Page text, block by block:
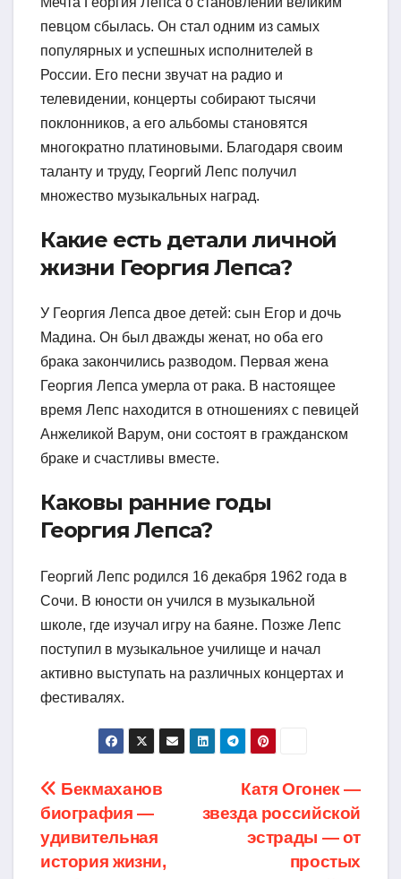
певцом сбылась. Он стал одним из самых
популярных и успешных исполнителей в
России. Его песни звучат на радио и
телевидении, концерты собирают тысячи
поклонников, а его альбомы становятся
многократно платиновыми. Благодаря своим
таланту и труду, Георгий Лепс получил
множество музыкальных наград.
Какие есть детали личной
жизни Георгия Лепса?
У Георгия Лепса двое детей: сын Егор и дочь
Мадина. Он был дважды женат, но оба его
брака закончились разводом. Первая жена
Георгия Лепса умерла от рака. В настоящее
время Лепс находится в отношениях с певицей
Анжеликой Варум, они состоят в гражданском
браке и счастливы вместе.
Каковы ранние годы
Георгия Лепса?
Георгий Лепс родился 16 декабря 1962 года в
Сочи. В юности он учился в музыкальной
школе, где изучал игру на баяне. Позже Лепс
поступил в музыкальное училище и начал
активно выступать на различных концертах и
фестивалях.
Навигация
по
записям
Катя Огонек —
звезда российской
эстрады — от
простых
Бекмаханов
биография —
удивительная
история жизни,